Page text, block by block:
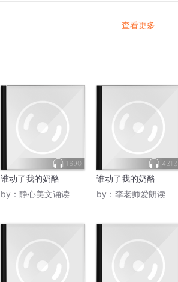
查看更多
1690
谁动了我的奶酪
by： 静心美文诵读
4313
谁动了我的奶酪
by： 李老师爱朗读